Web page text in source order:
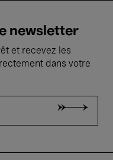
newsletter
et recevez les
dans votre